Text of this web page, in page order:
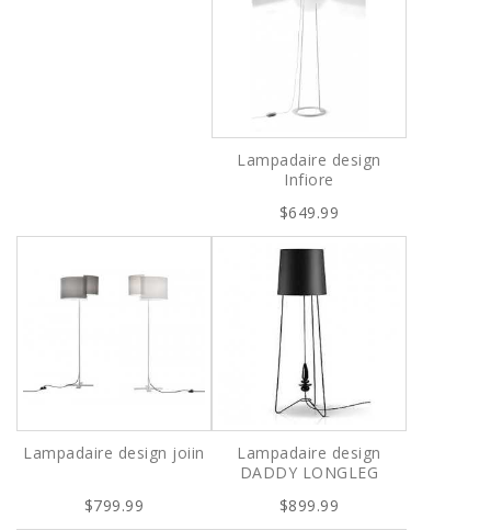
Lampadaire design
Infiore
$649.99
Lampadaire design joiin
$799.99
Lampadaire design
DADDY LONGLEG
$899.99